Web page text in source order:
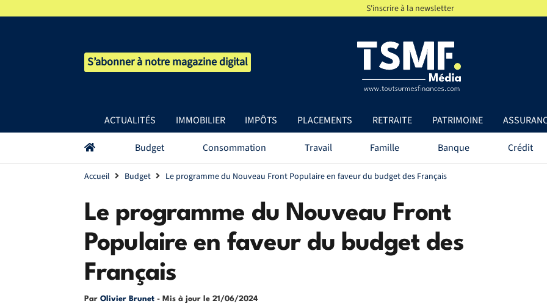
S'inscrire à la newsletter
S’abonner à notre magazine digital
ACTUALITÉS IMMOBILIER IMPÔTS PLACEMENTS RETRAITE PATRIMOINE
Budget Consommation Travail Famille Banque Crédit
Accueil Budget Le programme du Nouveau Front Populaire en faveur du budget des Français
Le programme du Nouveau Front
Populaire en faveur du budget des
Français
Par Olivier Brunet - Mis à jour le 21/06/2024